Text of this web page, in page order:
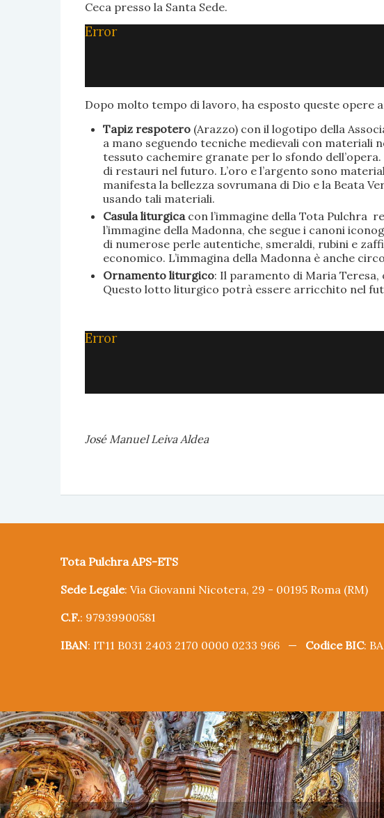
Ceca presso la Santa Sede.
Error
Dopo molto tempo di lavoro, ha esposto queste opere
Tapiz respotero(Arazzo) con il logotipo della
a mano seguendo tecniche medievali con materiali
tessuto cachemire granate per lo sfondo
di restauri nel futuro. L’oro e l’argento sono
manifesta la bellezza sovrumana di Dio e la Beata
usando tali materiali.
Casula liturgica con l’immagine della Tota Pulchra
l’immagine della Madonna, che segue i canoni
di numerose perle autentiche, smeraldi, rubini e
economico. L’immagina della Madonna è anche
Ornamento liturgico: Il paramento di Maria Teresa,
Questo lotto liturgico potrà essere arricchito nel
Error
José Manuel Leiva Aldea
Tota Pulchra APS-ETS
Sede Legale: Via Giovanni Nicotera, 29 - 00195 Roma (RM)
C.F.: 97939900581
IBAN: IT11 B031 2403 2170 0000 0233 966 — Codice BIC: